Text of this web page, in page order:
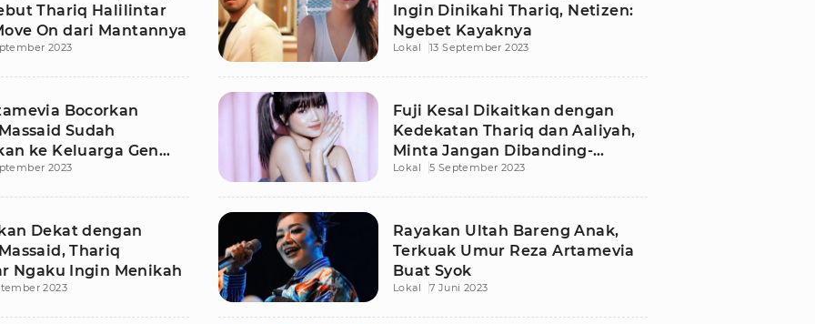
Thariq Halilintar
On dari Mantannya
2023
Ingin Dinikahi Thariq, Netizen:
Ngebet Kayaknya
Lokal 13 September 2023
Bocorkan
Sudah
ke Keluarga Gen
2023
Fuji Kesal Dikaitkan dengan
Kedekatan Thariq dan Aaliyah,
Minta Jangan Dibanding-
bandingkan
Lokal 5 September 2023
Dekat dengan
Thariq
Ngaku Ingin Menikah
2023
Rayakan Ultah Bareng Anak,
Terkuak Umur Reza Artamevia
Buat Syok
Lokal 7 Juni 2023